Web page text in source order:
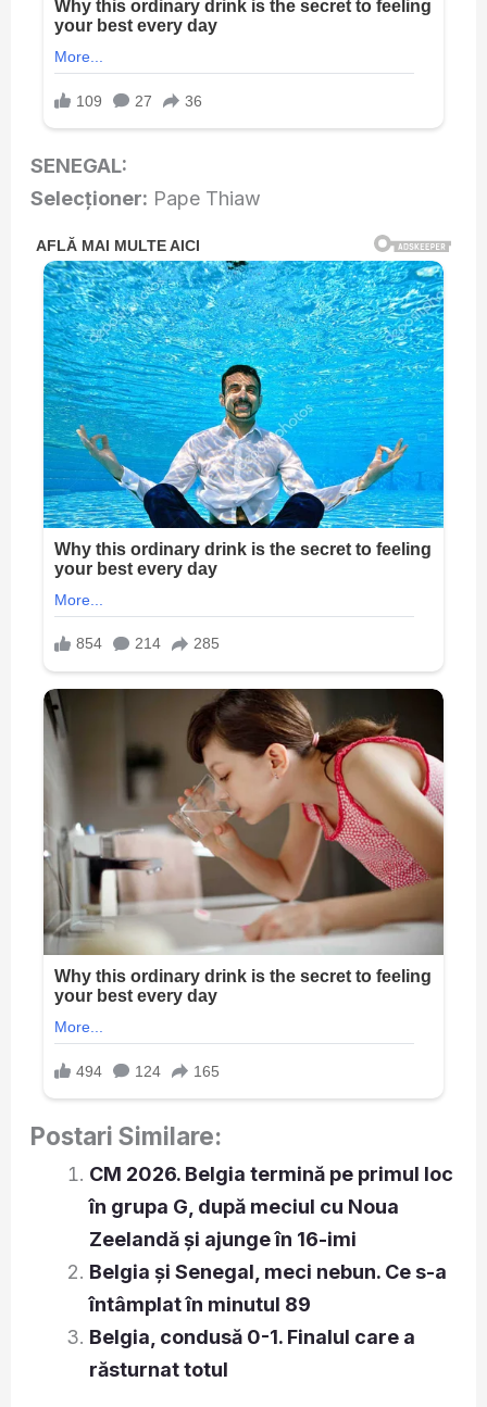
SENEGAL:
Selecţioner: Pape Thiaw
Postari Similare:
CM 2026. Belgia termină pe primul loc
în grupa G, după meciul cu Noua
Zeelandă și ajunge în 16-imi
Belgia și Senegal, meci nebun. Ce s-a
întâmplat în minutul 89
Belgia, condusă 0-1. Finalul care a
răsturnat totul